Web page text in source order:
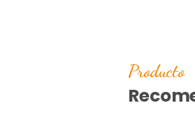
Producto